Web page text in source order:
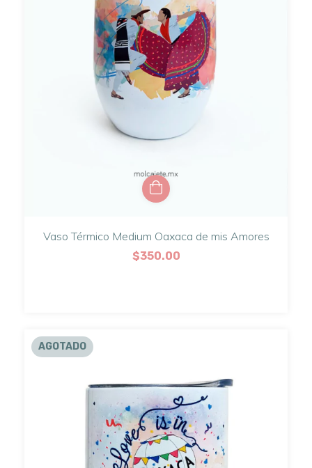
Vaso Térmico Medium Oaxaca de mis Amores
$350.00
AGOTADO